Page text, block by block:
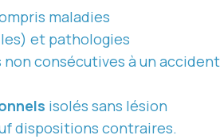
maladies
et pathologies
consécutives à un accident
isolés sans lésion
dispositions contraires.